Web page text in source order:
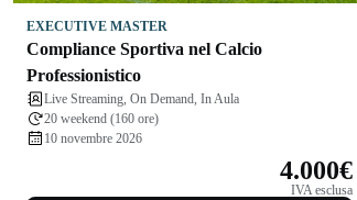
EXECUTIVE MASTER
Compliance Sportiva nel Calcio
Professionistico
Live Streaming, On Demand, In Aula
20 weekend (160 ore)
10 novembre 2026
4.000€
IVA esclusa